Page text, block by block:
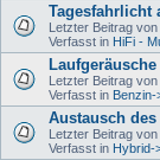
Tagesfahrlicht
Letzter Beitrag von
Verfasst in HiFi -
Letzter Beitrag von
Verfasst in
Austausch
Letzter Beitrag von
Verfasst in Hybrid-